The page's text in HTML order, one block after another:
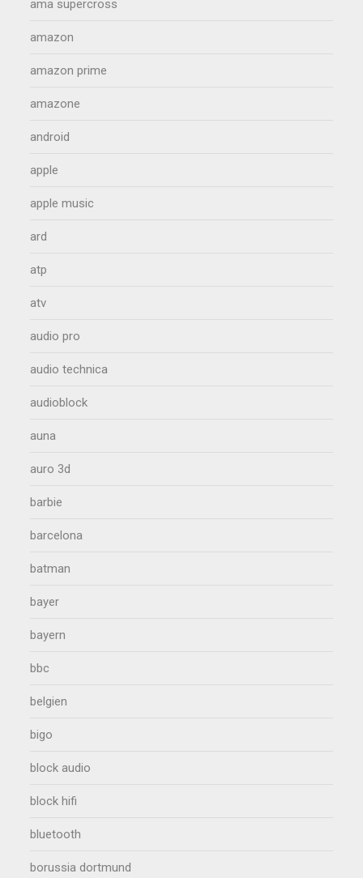
ama supercross
amazon
amazon prime
amazone
android
apple
apple music
ard
atp
atv
audio pro
audio technica
audioblock
auna
auro 3d
barbie
barcelona
batman
bayer
bayern
bbc
belgien
bigo
block audio
block hifi
bluetooth
borussia dortmund